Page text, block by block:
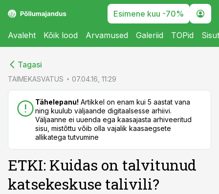
Esimene kuu -70%
Avaleht Kõik lood Arvamused Galeriid TOPid
Tagasi
TAIMEKASVATUS 07.04.16, 11:29
Tähelepanu! Artikkel on enam kui 5 aastat vana
ning kuulub väljaande digitaalsesse arhiivi.
Väljaanne ei uuenda ega kaasajasta arhiveeritud
sisu, mistõttu võib olla vajalik kaasaegsete
allikatega tutvumine
ETKI: Kuidas on talvitunud
katsekeskuse talivili?